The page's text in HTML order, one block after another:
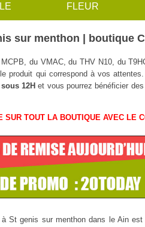
FLEUR
sur menthon | boutique
du VMAC, du THV N10, du
produit qui correspond à vos
12H et vous pourrez bénéficier des
SUR TOUT LA BOUTIQUE AVEC LE
St genis sur menthon dans le Ain